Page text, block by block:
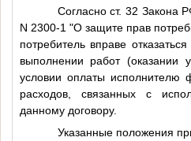
Согласно ст. 32 Закона
N 2300-1 "О защите прав
потребитель вправе
выполнении работ
условии оплаты исполнителю
расходов, связанных с
данному договору.
Указанные положения